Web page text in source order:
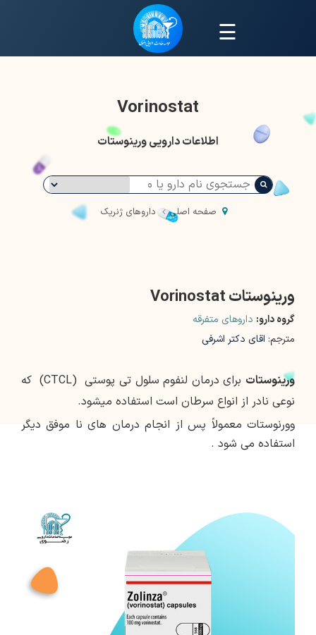
☰
Vorinostat
اطلاعات دارویی ورینوستات
صفحه اصلی داروهای ژنریک
ورینوستات Vorinostat
گروه دارو: داروهای متفرقه
مترجم: اقای دکتر اشرفی
ورینوستات
برای درمان لنفوم سلول تی پوستی (CTCL) که
نوعی نادر از انواع سرطان است استفاده میشود.
وورنوستات معمولاً پس از انجام درمان های نا موفق دیگر
استفاده می شود .